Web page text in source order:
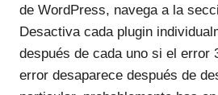
de WordPress, navega a la
Desactiva cada plugin
después de cada uno si el error
error desaparece después de